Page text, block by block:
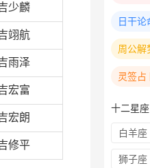
少麟
翊航
雨泽
宏富
宏朗
修平
日干论
周公解
灵签占
十二星座
白羊座
狮子座